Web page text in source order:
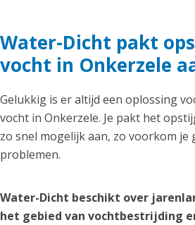
Water-Dicht pakt
vocht in Onkerzele
Gelukkig is er altijd een oplossing
vocht in Onkerzele. Je pakt het
zo snel mogelijk aan, zo voorkom je
problemen.
Water-Dicht beschikt over
het gebied van vochtbestrijding